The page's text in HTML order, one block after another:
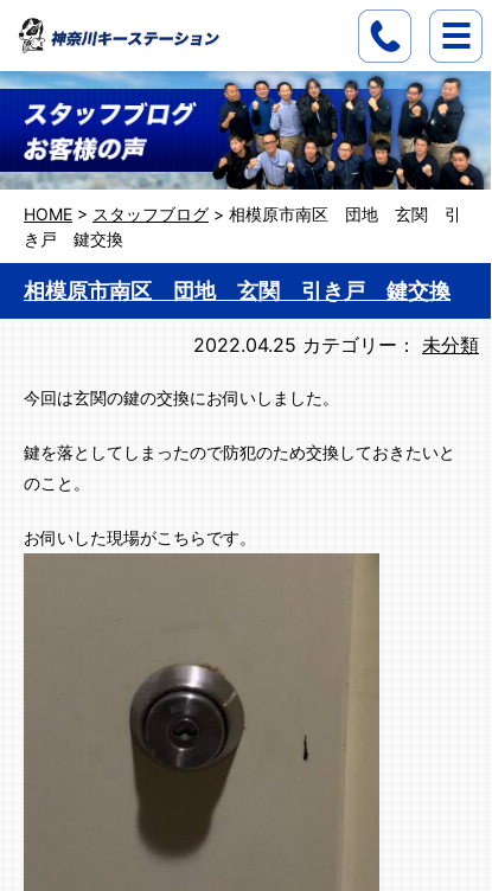
HOME > スタッフブログ > 相模原市南区 団地 玄関 引
き戸 鍵交換
相模原市南区 団地 玄関 引き戸 鍵交換
2022.04.25 カテゴリー： 未分類
今回は玄関の鍵の交換にお伺いしました。
鍵を落としてしまったので防犯のため交換しておきたいと
のこと。
お伺いした現場がこちらです。